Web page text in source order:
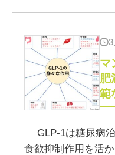
3
マ
肥
範
GLP-1は糖尿病
食欲抑制作用を活